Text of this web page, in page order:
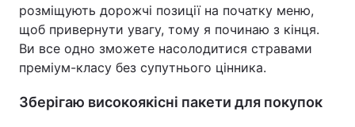
розміщують дорожчі позиції на початку меню,
щоб привернути увагу, тому я починаю з кінця.
Ви все одно зможете насолодитися стравами
преміум-класу без супутнього цінника.
Зберігаю високоякісні пакети для покупок